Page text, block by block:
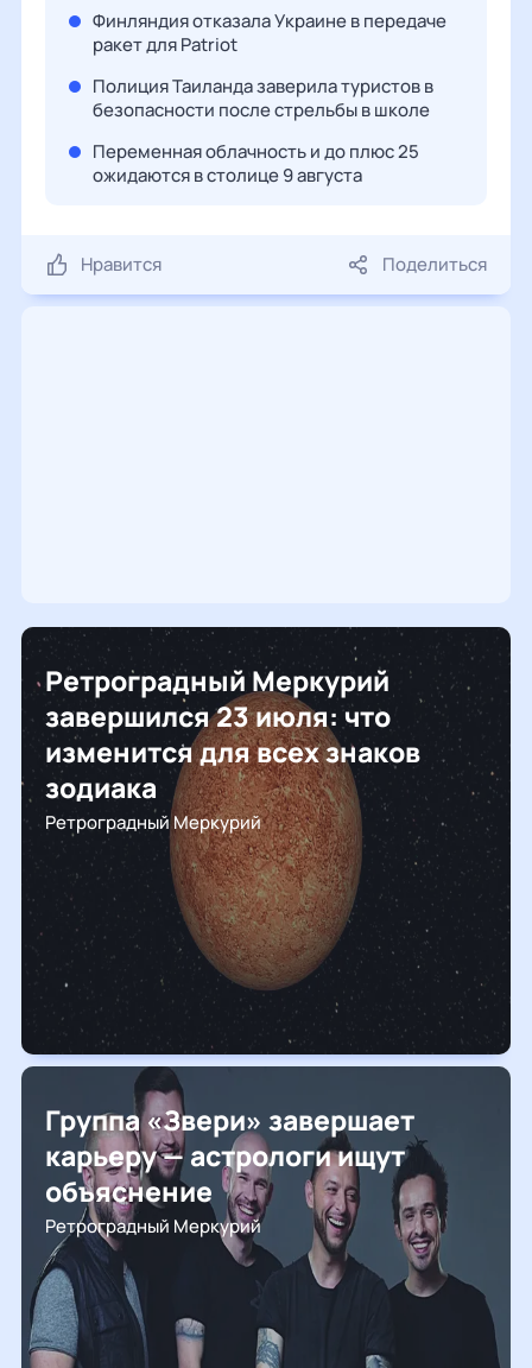
Финляндия отказала Украине в передаче
ракет для Patriot
Полиция Таиланда заверила туристов в
безопасности после стрельбы в школе
Переменная облачность и до плюс 25
ожидаются в столице 9 августа
Нравится Поделиться
Ретроградный Меркурий
завершился 23 июля: что
изменится для всех знаков
зодиака
Ретроградный Меркурий
Группа «Звери» завершает
карьеру — астрологи ищут
объяснение
Ретроградный Меркурий